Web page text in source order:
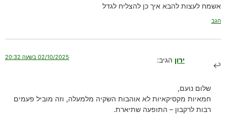
אשמח לעצות להבא איך כן להצליח לגדל
הגב
ירון הגיב: 02/10/2025 בשעה 20:32
שלום נועם,
חמאיות מקסיקאיות לא אוהבות השקיה מלמעלה, וזה מוביל פעמים
רבות לרקבון – התופעה שתיארת.